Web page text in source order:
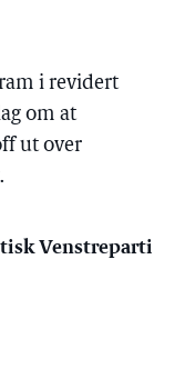
i revidert
om at
ut over
Venstreparti